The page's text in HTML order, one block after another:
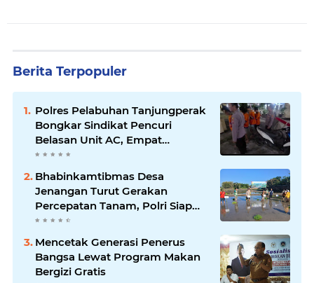
Berita Terpopuler
Polres Pelabuhan Tanjungperak
Bongkar Sindikat Pencuri
Belasan Unit AC, Empat
Tersangka Diamankan
Bhabinkamtibmas Desa
Jenangan Turut Gerakan
Percepatan Tanam, Polri Siap
Kawal Swasembada Pangan
Kabupaten Ponorogo
Mencetak Generasi Penerus
Bangsa Lewat Program Makan
Bergizi Gratis